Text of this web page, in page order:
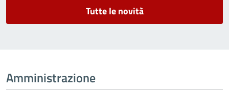
Tutte le novità
Amministrazione